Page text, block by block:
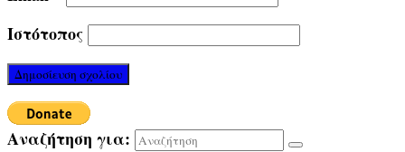
Ιστότοπος
Αναζήτηση για: